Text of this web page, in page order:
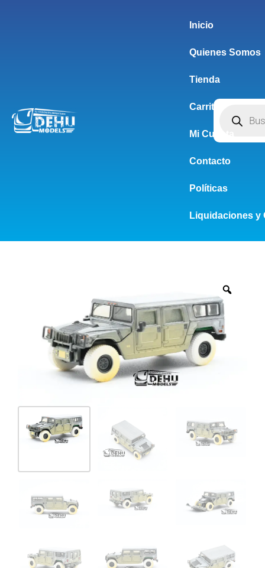
Inicio
Quienes Somos
Tienda
Carrito
Mi Cuenta
Contacto
Políticas
Liquidaciones y